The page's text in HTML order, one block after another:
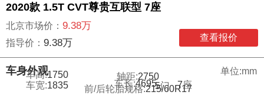
2020款 1.5T CVT尊贵互联型 7座
北京市场价： 9.38万
指导价： 9.38万 查看报价
车身外观
单位:mm
车长:4695
车宽:1835 7座
5门
车高:1750 轴距:2750
前/后轮胎规格:215/60R17